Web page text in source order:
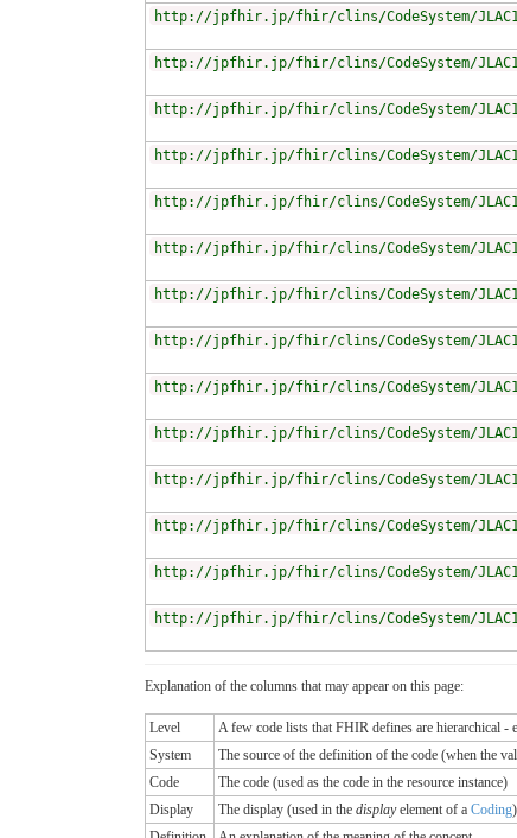
http://jpfhir.jp/fhir/clins/CodeSystem/JLAC10/
http://jpfhir.jp/fhir/clins/CodeSystem/JLAC10/
http://jpfhir.jp/fhir/clins/CodeSystem/JLAC10/
http://jpfhir.jp/fhir/clins/CodeSystem/JLAC10/
http://jpfhir.jp/fhir/clins/CodeSystem/JLAC10/
http://jpfhir.jp/fhir/clins/CodeSystem/JLAC10/
http://jpfhir.jp/fhir/clins/CodeSystem/JLAC10/
http://jpfhir.jp/fhir/clins/CodeSystem/JLAC10/
http://jpfhir.jp/fhir/clins/CodeSystem/JLAC10/
http://jpfhir.jp/fhir/clins/CodeSystem/JLAC10/
http://jpfhir.jp/fhir/clins/CodeSystem/JLAC10/
http://jpfhir.jp/fhir/clins/CodeSystem/JLAC10/
http://jpfhir.jp/fhir/clins/CodeSystem/JLAC10/
http://jpfhir.jp/fhir/clins/CodeSystem/JLAC10/
Explanation of the columns that may appear on this page:
Level
A few code lists that FHIR defines are hierarchical -
System
The source of the definition of the code (when the
Code
The code (used as the code in the resource instance)
Display
The display (used in the displayelement of a Coding